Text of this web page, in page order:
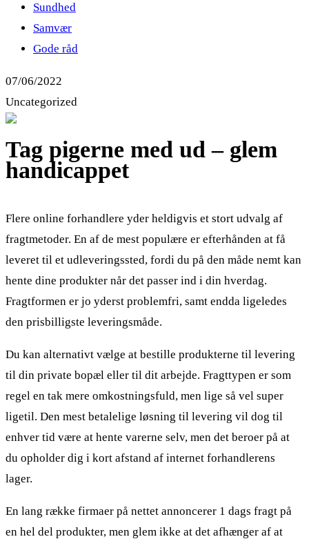
Sundhed
Samvær
Gode råd
07/06/2022
Uncategorized
Tag pigerne med ud – glem
handicappet
Flere online forhandlere yder heldigvis et stort udvalg af
fragtmetoder. En af de mest populære er efterhånden at få
leveret til et udleveringssted, fordi du på den måde nemt kan
hente dine produkter når det passer ind i din hverdag.
Fragtformen er jo yderst problemfri, samt endda ligeledes
den prisbilligste leveringsmåde.
Du kan alternativt vælge at bestille produkterne til levering
til din private bopæl eller til dit arbejde. Fragttypen er som
regel en tak mere omkostningsfuld, men lige så vel super
ligetil. Den mest betalelige løsning til levering vil dog til
enhver tid være at hente varerne selv, men det beroer på at
du opholder dig i kort afstand af internet forhandlerens
lager.
En lang række firmaer på nettet annoncerer 1 dags fragt på
en hel del produkter, men glem ikke at det afhænger af at